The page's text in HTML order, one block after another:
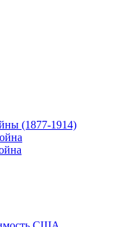
(1877-1914)